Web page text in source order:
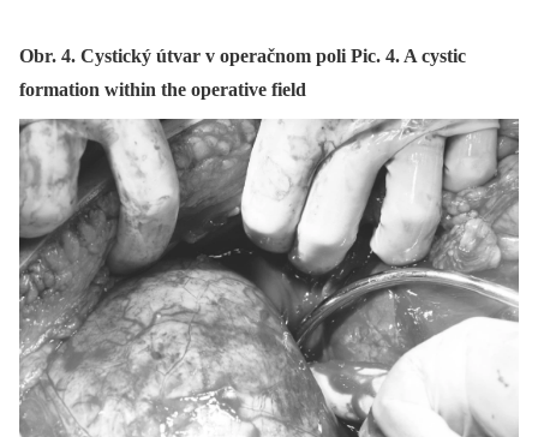
Obr. 4. Cystický útvar v operačnom poli Pic. 4. A cystic
formation within the operative field